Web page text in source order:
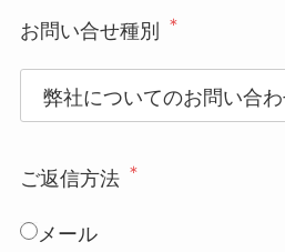
お問い合せ種別 ＊
ご返信方法 ＊
メール